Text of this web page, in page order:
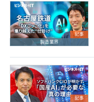
記事
製造業界
記事